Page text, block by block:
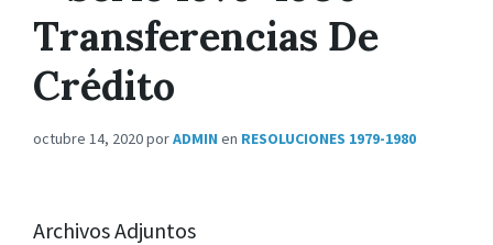
Transferencias De
Crédito
octubre 14, 2020porADMIN en RESOLUCIONES 1979-1980
Archivos Adjuntos